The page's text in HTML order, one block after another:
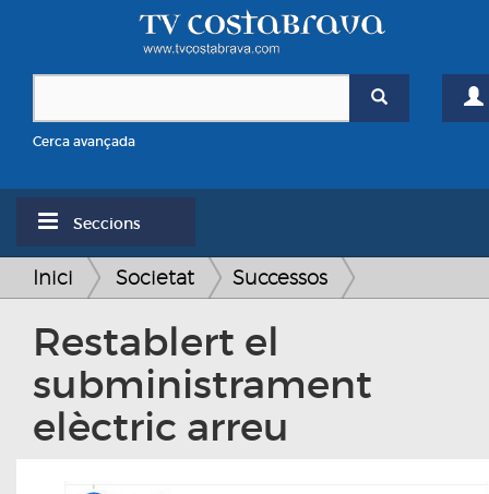
Cerca avançada
Seccions
Inici Societat Successos
Restablert el
subministrament
elèctric arreu